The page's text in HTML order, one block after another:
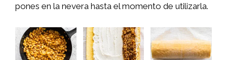
pones en la nevera hasta el momento de utilizarla.